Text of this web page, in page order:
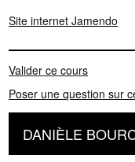
Site internet Jamendo
Valider ce cours
Poser une question sur
DANIÈLE